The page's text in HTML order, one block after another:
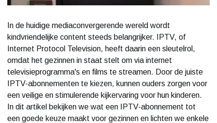
In de huidige mediaconvergerende wereld wordt
kindvriendelijke content steeds belangrijker. IPTV, of
Internet Protocol Television, heeft daarin een sleutelrol,
omdat het gezinnen in staat stelt om via internet
televisieprogramma's en films te streamen. Door de juiste
IPTV-abonnementen te kiezen, kunnen ouders zorgen voor
een veilige en stimulerende kijkervaring voor hun kinderen.
In dit artikel bekijken we wat een IPTV-abonnement tot
een goede keuze maakt voor gezinnen en lichten we enkele